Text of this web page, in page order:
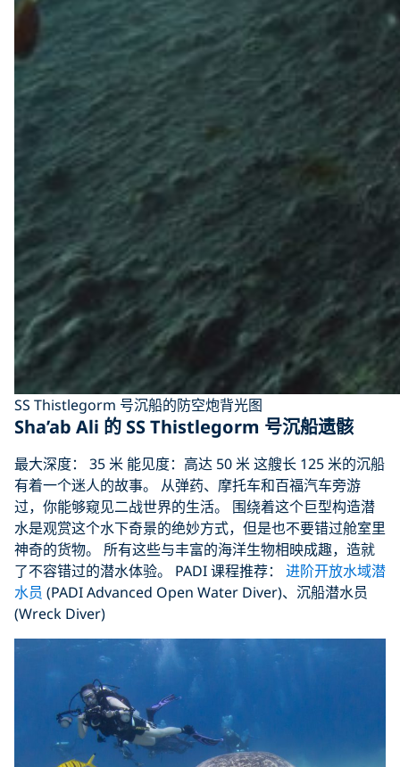
SS Thistlegorm 号沉船的防空炮背光图
Sha’ab Ali 的 SS Thistlegorm 号沉船遗骸
最大深度： 35 米 能见度：高达 50 米 这艘长 125 米的沉船
有着一个迷人的故事。 从弹药、摩托车和百福汽车旁游
过，你能够窥见二战世界的生活。 围绕着这个巨型构造潜
水是观赏这个水下奇景的绝妙方式，但是也不要错过舱室里
神奇的货物。 所有这些与丰富的海洋生物相映成趣，造就
了不容错过的潜水体验。 PADI 课程推荐： 进阶开放水域潜
水员 (PADI Advanced Open Water Diver)、沉船潜水员
(Wreck Diver)